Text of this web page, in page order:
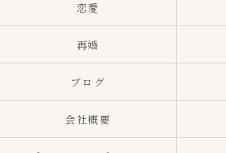
恋愛
再婚
ブログ
会社概要